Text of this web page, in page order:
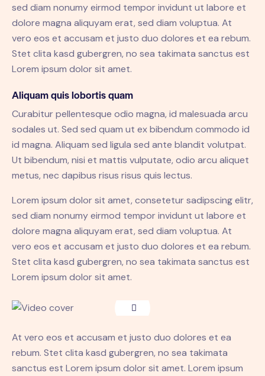
sed diam nonumy eirmod tempor invidunt ut labore et
dolore magna aliquyam erat, sed diam voluptua. At
vero eos et accusam et justo duo dolores et ea rebum.
Stet clita kasd gubergren, no sea takimata sanctus est
Lorem ipsum dolor sit amet.
Aliquam quis lobortis quam
Curabitur pellentesque odio magna, id malesuada arcu
sodales ut. Sed sed quam ut ex bibendum commodo id
id magna. Aliquam sed ligula sed ante blandit volutpat.
Ut bibendum, nisi et mattis vulputate, odio arcu aliquet
metus, nec dapibus risus risus quis lectus.
Lorem ipsum dolor sit amet, consetetur sadipscing elitr,
sed diam nonumy eirmod tempor invidunt ut labore et
dolore magna aliquyam erat, sed diam voluptua. At
vero eos et accusam et justo duo dolores et ea rebum.
Stet clita kasd gubergren, no sea takimata sanctus est
Lorem ipsum dolor sit amet.
At vero eos et accusam et justo duo dolores et ea
rebum. Stet clita kasd gubergren, no sea takimata
sanctus est Lorem ipsum dolor sit amet. Lorem ipsum